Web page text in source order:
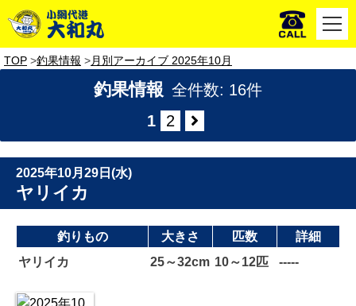
TOP 釣果情報 月別アーカイブ 2025年10月
釣果情報 全件数: 16件
1
2
2025年10月29日(水)
ヤリイカ
釣りもの 大きさ 匹数
詳細
ヤリイカ
25～32cm 10～12匹 -----